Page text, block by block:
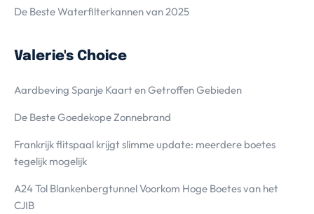
De Beste Waterfilterkannen van 2025
Valerie's Choice
Aardbeving Spanje Kaart en Getroffen Gebieden
De Beste Goedekope Zonnebrand
Frankrijk flitspaal krijgt slimme update: meerdere boetes
tegelijk mogelijk
A24 Tol Blankenbergtunnel Voorkom Hoge Boetes van het
CJIB